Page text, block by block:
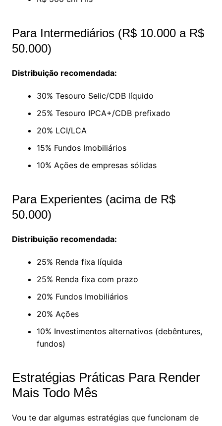
Para Intermediários (R$ 10.000 a R$
50.000)
Distribuição recomendada:
30% Tesouro Selic/CDB líquido
25% Tesouro IPCA+/CDB prefixado
20% LCI/LCA
15% Fundos Imobiliários
10% Ações de empresas sólidas
Para Experientes (acima de R$
50.000)
Distribuição recomendada:
25% Renda fixa líquida
25% Renda fixa com prazo
20% Fundos Imobiliários
20% Ações
10% Investimentos alternativos (debêntures,
fundos)
Estratégias Práticas Para Render
Mais Todo Mês
Vou te dar algumas estratégias que funcionam de